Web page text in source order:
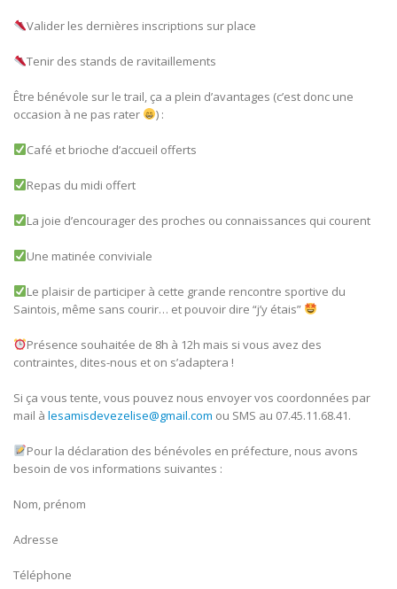
Valider les dernières inscriptions sur place
Tenir des stands de ravitaillements
Être bénévole sur le trail, ça a plein d’avantages (c’est donc une
occasion à ne pas rater
) :
Café et brioche d’accueil offerts
Repas du midi offert
La joie d’encourager des proches ou connaissances qui courent
Une matinée conviviale
Le plaisir de participer à cette grande rencontre sportive du
Saintois, même sans courir… et pouvoir dire “j’y étais”
Présence souhaitée de 8h à 12h mais si vous avez des
contraintes, dites-nous et on s’adaptera !
Si ça vous tente, vous pouvez nous envoyer vos coordonnées par
mail à lesamisdevezelise@gmail.com ou SMS au 07.45.11.68.41.
Pour la déclaration des bénévoles en préfecture, nous avons
besoin de vos informations suivantes :
Nom, prénom
Adresse
Téléphone